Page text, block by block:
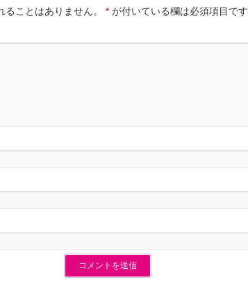
ことはありません。 * が付いている欄は必須項目です